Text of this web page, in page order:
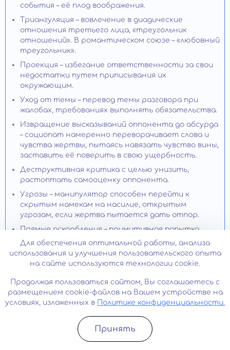
события – её плод воображения.
Триангуляция – вовлечение в диадические
отношения третьего лица, «треугольник
отношений». В романтическом союзе – «любовный
треугольник».
Проекция – избегание ответственности за свои
недостатки путем приписывания их
окружающим.
Уход от темы – перевод темы разговора при
жалобах, требованиях выполнять обязательства.
Извращение высказываний оппонента до абсурда
– социопат намеренно переворачивает слова и
чувства жертвы, пытаясь навязать чувство вины,
заставить её поверить в свою ущербность.
Деструктивная критика с целью унизить,
растоптать самооценку оппонента.
Угрозы – манипулятор способен перейти к
скрытым намекам на насилие, открытым
угрозам, если жертва пытается дать отпор.
Прямые оскорбления – примитивная попытка
обидеть, вызвать негативные эмоции.
Завуалированные оскорбления – уничижительные
высказывание, поданные под видом невинной
Дрессировка – критика достижений, успехов,
положительных качеств с целью формирования
беспомощности, безынициативности,
зависимости жертвы.
Преследование, клевета – утеря контроля
вызывают желание навредить «непокорному»
Записатьcя
Для обеспечения оптимальной работы, анализа
использования и улучшения пользовательского опыта
на сайте используются технологии cookie.
Продолжая пользоваться сайтом, Вы соглашаетесь с
размещением cookie-файлов на Вашем устройстве на
условиях, изложенных в
Политике конфиденциальности.
Принять